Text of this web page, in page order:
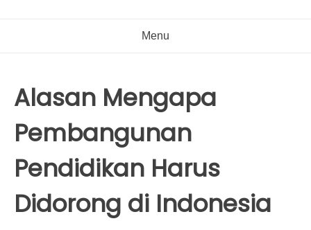
Menu
Alasan Mengapa
Pembangunan
Pendidikan Harus
Didorong di Indonesia